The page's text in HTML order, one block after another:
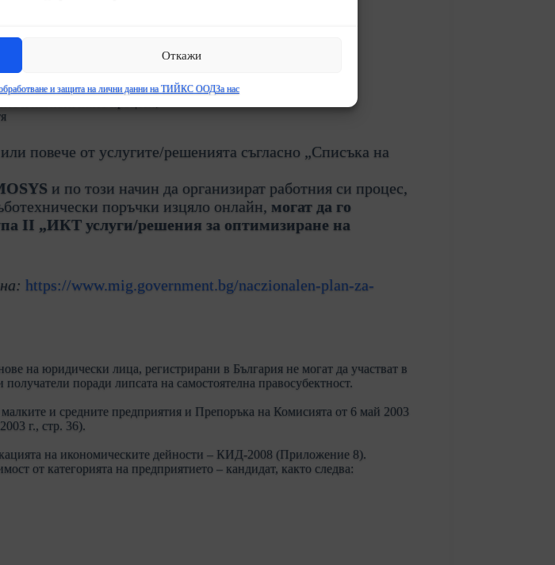
Откажи
и защита на лични данни на ТИЙКС ООДЗа нас
приложения;
и логистичните процеси;
повече от услугите/решенията съгласно „Списъка на
и по този начин да организират работния си процес,
поръчки изцяло онлайн, могат да го
II „ИКТ услуги/решения за оптимизиране на
https://www.mig.government.bg/naczionalen-plan-za-
на юридически лица, регистрирани в България не могат да участват в
поради липсата на самостоятелна правосубектност.
и средните предприятия и Препоръка на Комисията от 6 май 2003
г., стр. 36).
на икономическите дейности – КИД-2008 (Приложение 8).
от категорията на предприятието – кандидат, както следва: